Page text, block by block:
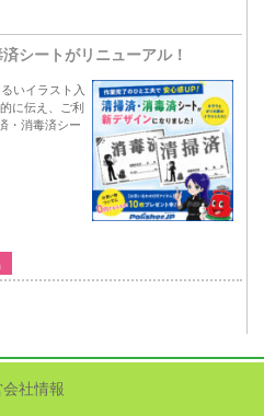
シートがリニューアル！
いイラスト入
に伝え、ご利
・消毒済シー
社情報